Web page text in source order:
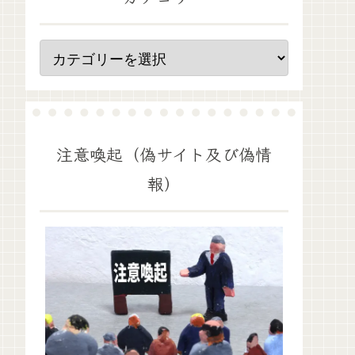
注意喚起（偽サイト及び偽情
報）